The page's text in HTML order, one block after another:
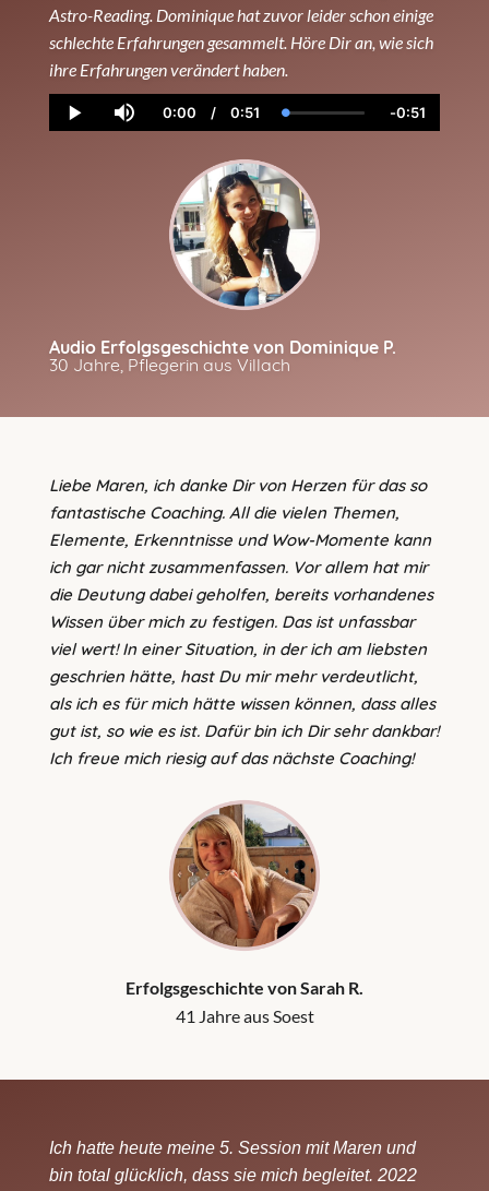
Astro-Reading. Dominique hat zuvor leider schon einige
schlechte Erfahrungen gesammelt. Höre Dir an, wie sich
ihre Erfahrungen verändert haben.
Play Mute
Current
Time
0:00 / Duration
0:51 Loaded:
3.95%
Remaining
Time
-0:51
Audio Erfolgsgeschichte von Dominique P.
30 Jahre, Pflegerin aus Villach
Liebe Maren, ich danke Dir von Herzen für das so
fantastische Coaching. All die vielen Themen,
Elemente, Erkenntnisse und Wow-Momente kann
ich gar nicht zusammenfassen. Vor allem hat mir
die Deutung dabei geholfen, bereits vorhandenes
Wissen über mich zu festigen. Das ist unfassbar
viel wert! In einer Situation, in der ich am liebsten
geschrien hätte, hast Du mir mehr verdeutlicht,
als ich es für mich hätte wissen können, dass alles
gut ist, so wie es ist. Dafür bin ich Dir sehr dankbar!
Ich freue mich riesig auf das nächste Coaching!
Erfolgsgeschichte von Sarah R.
41 Jahre aus Soest
Ich hatte heute meine 5. Session mit Maren und
bin total glücklich, dass sie mich begleitet. 2022